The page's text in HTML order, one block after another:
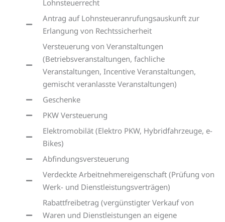
Lohnsteuerrecht
Antrag auf Lohnsteueranrufungsauskunft zur
Erlangung von Rechtssicherheit
Versteuerung von Veranstaltungen
(Betriebsveranstaltungen, fachliche
Veranstaltungen, Incentive Veranstaltungen,
gemischt veranlasste Veranstaltungen)
Geschenke
PKW Versteuerung
Elektromobilät (Elektro PKW, Hybridfahrzeuge, e-
Bikes)
Abfindungsversteuerung
Verdeckte Arbeitnehmereigenschaft (Prüfung von
Werk- und Dienstleistungsverträgen)
Rabattfreibetrag (vergünstigter Verkauf von
Waren und Dienstleistungen an eigene